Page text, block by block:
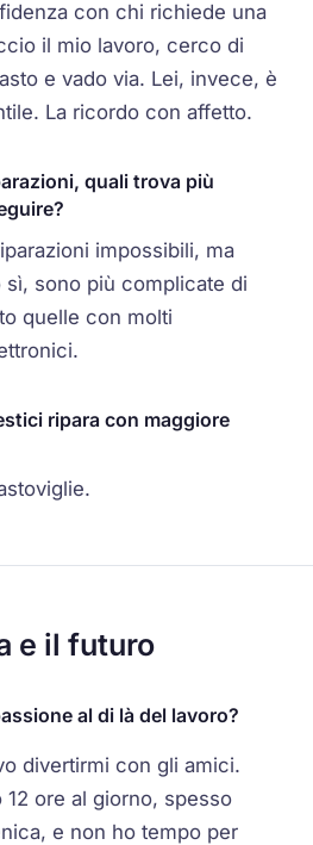
con chi richiede una
il mio lavoro, cerco di
e vado via. Lei, invece, è
La ricordo con affetto.
quali trova più
impossibili, ma
sì, sono più complicate di
quelle con molti
ripara con maggiore
e il futuro
al di là del lavoro?
divertirmi con gli amici.
12 ore al giorno, spesso
e non ho tempo per